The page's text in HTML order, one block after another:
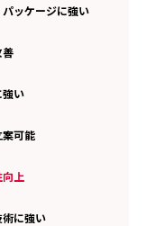
ッケージに強い
善
強い
可能
上
に強い